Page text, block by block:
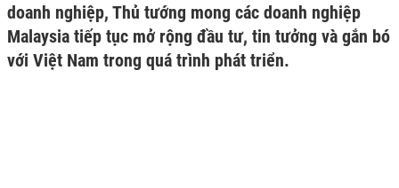
doanh nghiệp, Thủ tướng mong các doanh nghiệp
Malaysia tiếp tục mở rộng đầu tư, tin tưởng và gắn bó
với Việt Nam trong quá trình phát triển.